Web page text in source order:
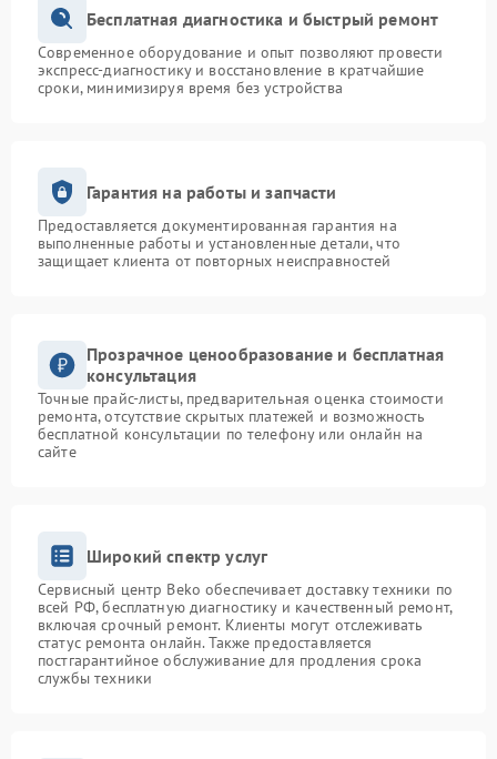
Бесплатная диагностика и быстрый ремонт
Современное оборудование и опыт позволяют провести
экспресс-диагностику и восстановление в кратчайшие
сроки, минимизируя время без устройства
Гарантия на работы и запчасти
Предоставляется документированная гарантия на
выполненные работы и установленные детали, что
защищает клиента от повторных неисправностей
Прозрачное ценообразование и бесплатная
консультация
Точные прайс-листы, предварительная оценка стоимости
ремонта, отсутствие скрытых платежей и возможность
бесплатной консультации по телефону или онлайн на
сайте
Широкий спектр услуг
Сервисный центр Beko обеспечивает доставку техники по
всей РФ, бесплатную диагностику и качественный ремонт,
включая срочный ремонт. Клиенты могут отслеживать
статус ремонта онлайн. Также предоставляется
постгарантийное обслуживание для продления срока
службы техники